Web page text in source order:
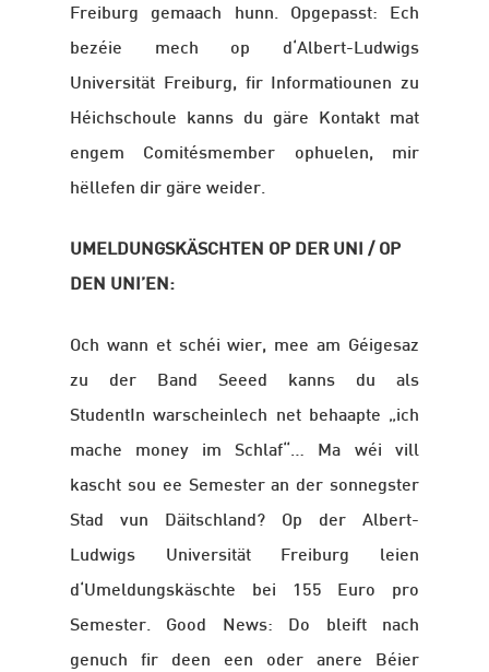
Freiburg gemaach hunn. Opgepasst: Ech
bezéie mech op d‘Albert-Ludwigs
Universität Freiburg, fir Informatiounen zu
Héichschoule kanns du gäre Kontakt mat
engem Comitésmember ophuelen, mir
hëllefen dir gäre weider.
UMELDUNGSKÄSCHTEN OP DER UNI / OP
DEN UNI’EN:
Och wann et schéi wier, mee am Géigesaz
zu der Band Seeed kanns du als
StudentIn warscheinlech net behaapte „ich
mache money im Schlaf“… Ma wéi vill
kascht sou ee Semester an der sonnegster
Stad vun Däitschland? Op der Albert-
Ludwigs Universität Freiburg leien
d‘Umeldungskäschte bei 155 Euro pro
Semester. Good News: Do bleift nach
genuch fir deen een oder anere Béier